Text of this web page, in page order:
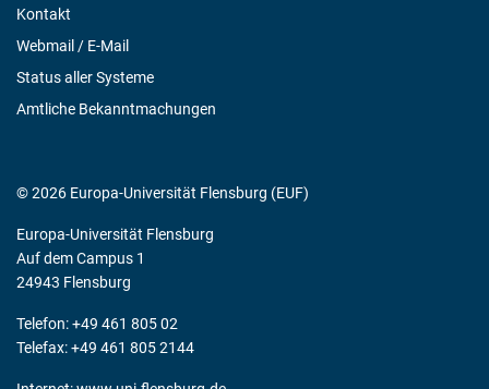
Kontakt
Webmail / E-Mail
Status aller Systeme
Amtliche Bekanntmachungen
© 2026 Europa-Universität Flensburg (EUF)
Europa-Universität Flensburg
Auf dem Campus 1
24943 Flensburg
Telefon: +49 461 805 02
Telefax: +49 461 805 2144